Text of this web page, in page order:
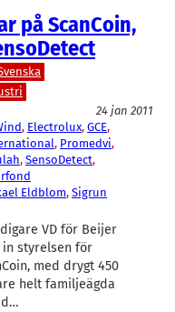
på ScanCoin,
24 jan 2011
, Electrolux, GCE
, Promedvi
, SensoDetect
Eldblom, Sigrun
VD för Beijer
in styrelsen för
med drygt 450
helt familjeägda